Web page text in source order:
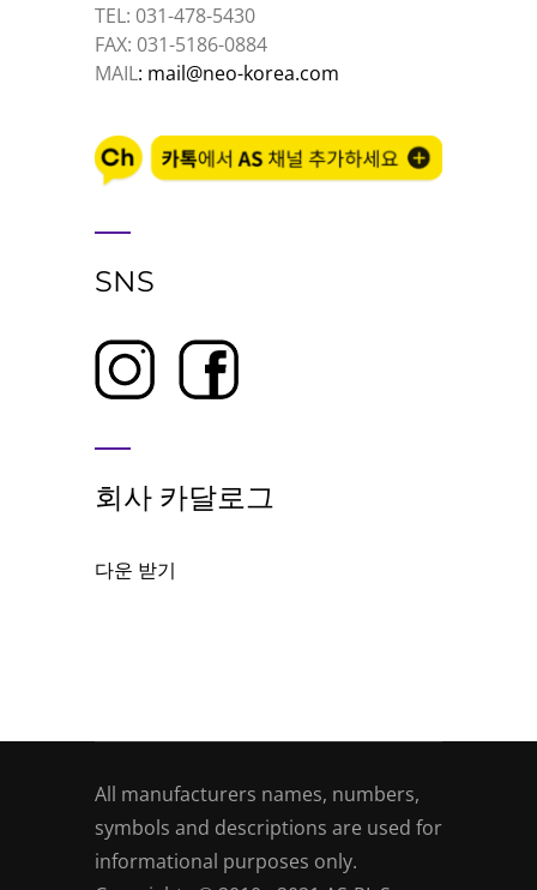
TEL: 031-478-5430
FAX: 031-5186-0884
MAIL: mail@neo-korea.com
SNS
회사 카달로그
다운 받기
All manufacturers names, numbers,
symbols and descriptions are used for
informational purposes only.